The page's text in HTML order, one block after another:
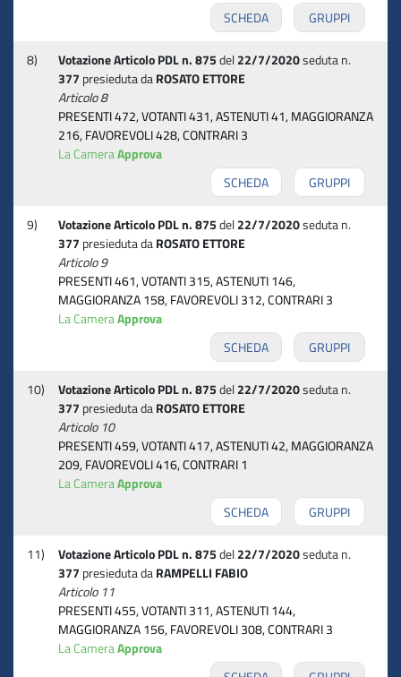
SCHEDA
GRUPPI
8) Votazione Articolo PDL n. 875del22/7/2020seduta n.
377 presieduta daROSATO ETTORE
Articolo 8
PRESENTI 472, VOTANTI 431, ASTENUTI 41, MAGGIORANZA
216, FAVOREVOLI 428, CONTRARI 3
La CameraApprova
SCHEDA
GRUPPI
9) Votazione Articolo PDL n. 875del22/7/2020seduta n.
377 presieduta daROSATO ETTORE
Articolo 9
PRESENTI 461, VOTANTI 315, ASTENUTI 146,
MAGGIORANZA 158, FAVOREVOLI 312, CONTRARI 3
La CameraApprova
SCHEDA
GRUPPI
10) Votazione Articolo PDL n. 875del22/7/2020seduta n.
377 presieduta daROSATO ETTORE
Articolo 10
PRESENTI 459, VOTANTI 417, ASTENUTI 42, MAGGIORANZA
209, FAVOREVOLI 416, CONTRARI 1
La CameraApprova
SCHEDA
GRUPPI
11) Votazione Articolo PDL n. 875del22/7/2020seduta n.
377 presieduta daRAMPELLI FABIO
Articolo 11
PRESENTI 455, VOTANTI 311, ASTENUTI 144,
MAGGIORANZA 156, FAVOREVOLI 308, CONTRARI 3
La CameraApprova